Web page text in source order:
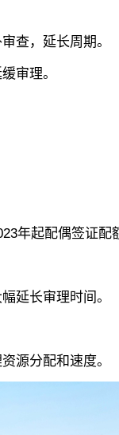
查，延长周期。
审理。
起配偶签证配
延长审理时间。
源分配和速度。